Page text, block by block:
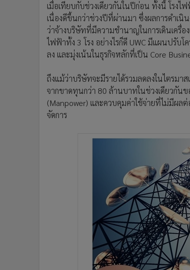
เมื่อเทียบกับช่วงเดียวกันในปีก่อน ทั้งนี้ โรงไ
เนื่องดีขึ้นกว่าช่วงปีที่ผ่านมา ซึ่งผลการดำเนิ
ว่าจ้างบริษัทที่มีความชำนาญในการเดินเครื่
ไฟฟ้าทั้ง 3 โรง อย่างไรก็ดี UWC มีแผนปรั
ลง และมุ่งเน้นในธุรกิจหลักที่เป็น Core
ถึงแม้ว่าบริษัทจะมีรายได้รวมลดลงในไตรม
จากขาดทุนกว่า 80 ล้านบาทในช่วงเดียวกั
(Manpower) และควบคุมค่าใช้จ่ายที่ไม่มีผ
จัดการ